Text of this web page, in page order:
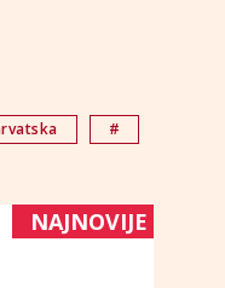
#
NAJNOVIJE